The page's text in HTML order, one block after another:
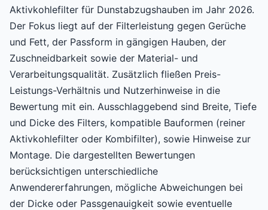
Aktivkohlefilter für Dunstabzugshauben im Jahr 2026.
Der Fokus liegt auf der Filterleistung gegen Gerüche
und Fett, der Passform in gängigen Hauben, der
Zuschneidbarkeit sowie der Material- und
Verarbeitungsqualität. Zusätzlich fließen Preis-
Leistungs-Verhältnis und Nutzerhinweise in die
Bewertung mit ein. Ausschlaggebend sind Breite, Tiefe
und Dicke des Filters, kompatible Bauformen (reiner
Aktivkohlefilter oder Kombifilter), sowie Hinweise zur
Montage. Die dargestellten Bewertungen
berücksichtigen unterschiedliche
Anwendererfahrungen, mögliche Abweichungen bei
der Dicke oder Passgenauigkeit sowie eventuelle